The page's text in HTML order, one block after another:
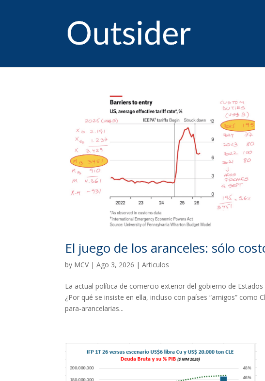
El juego de los aranceles: sólo
by MCV|Ago 3, 2026 |Articulos
La actual política de comercio exterior del gobierno de
¿Por qué se insiste en ella, incluso con países “amigos” como
para-arancelarias...